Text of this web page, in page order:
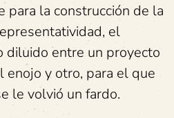
para la construcción de la
el
diluido entre un proyecto
enojo y otro, para el que
le volvió un fardo.